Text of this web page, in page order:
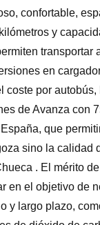
confortable,
y
transportar
en
por
de Avanza con
que
sino la calidad
. El mérito
en el objetivo de
y largo plazo,